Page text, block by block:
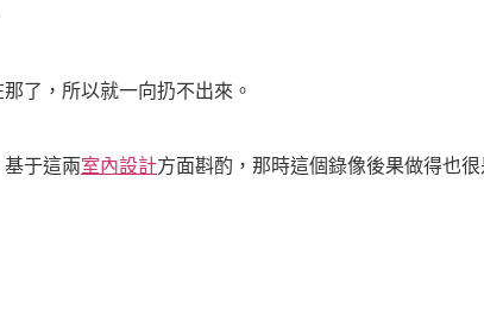
了，所以就一向扔不出來。
于這兩室內設計方面斟酌，那時這個錄像後果做得也